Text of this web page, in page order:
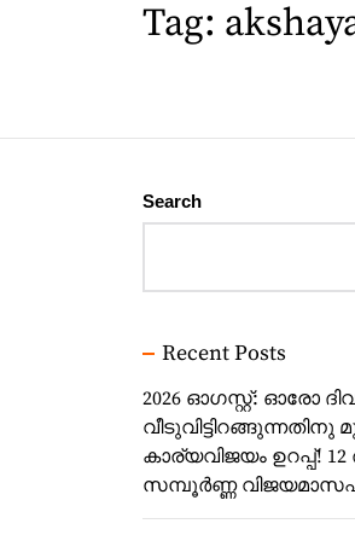
Tag:
Search
Recent Posts
2026 ഓഗസ്റ്റ്: ഓരോ
കാര്യവിജയം ഉറപ്പ്!
സമ്പൂർണ്ണ